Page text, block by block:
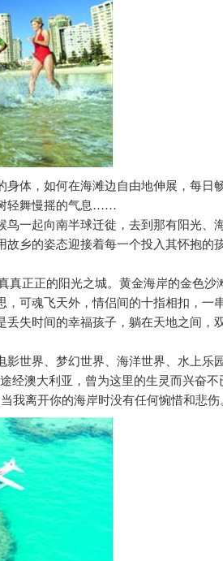
体，如何在海滩边自由地伸展，每日
轻舞慢摇的气息……
一起向南半球迁徙，去到那有阳光、
乡的姿态迎接着每一个投入其怀抱的孩
真正正的阳光之城。黄金海岸的金色沙
可魂飞天外，情侣间的十指相扣，一
失时间的幸福孩子，躺在天地之间，
影世界、梦幻世界、海洋世界、水上
经澳大利亚，曾为这里的生灵而兴奋不
我离开你的海岸时没有任何惋惜和悲伤